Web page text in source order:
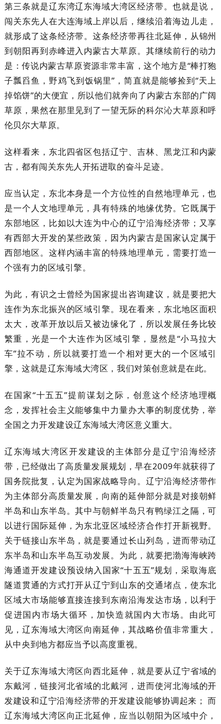
第三条就是辽东湾辽东海域大湾区经济带。也就是说，
闯关东先人在大连海域上岸以后，继续沿着海边儿走，
就形成了这条经济带。这条经济带再往北延伸，从锦州
到朝阳再到赤峰进入内蒙古大草原。其继续前行的动力
是：传说内蒙古草原资源非常丰富，这个地方是“棒打狍
子瓢舀鱼，野鸡飞到饭锅里”，简直就是能够捡到“天上
掉馅饼”的大便宜，所以他们就奔向了内蒙古东部的广阔
草原，果然在那里见到了一望无际的科尔沁大草原和呼
伦贝尔大草原。
这样看来，东北四省区包括辽宁、吉林、黑龙江和内蒙
古，都有闯关东先人开拓进取的奋斗足迹。
应当认定，东北本身是一个方位性的自然地理单元，也
是一个人文地理单元，具有特殊的地缘优势。它既属于
东部地区，比如以大连为中心的辽宁沿海经济带；又享
有西部大开发的某些政策，因为内蒙古是国家认定属于
西部地区。这样内涵丰富的特殊地理单元，需要打造一
个强有力的区域引擎。
为此，有识之士曾经为国家提出咨询建议，就是要把大
连作为东北振兴的区域引擎。现在看来，东北地区面积
太大，改革开放以后又被边缘化了，所以发展任务比较
繁重，光是一个大连作为区域引擎，显然是“小马拉大
车”拉不动，所以就要打造一个相对更大的一个区域引
擎，这就是辽东海域大湾区，我们对策创意就是在此。
在国家“十五五”提前谋划之际，创意这个经济地理概
念，发挥社会主义能够集中力量办大事的制度优势，举
全国之力开发建设辽东海域大湾区意义重大。
辽东海域大湾区开发建设的主体部分是辽宁沿海经济
带，已经做出了高质量发展规划，早在2009年就获得了
国务院批复，认定为国家战略导向。辽宁沿海经济带作
为主体部分高质量发展，向南的延伸部分就是对接朝鲜
半岛和山东半岛。其中与朝鲜半岛只有鸭绿江之隔，可
以进行国际延伸，为东北亚区域经济合作打开新视野。
关于链接山东半岛，就是要通过长山列岛，进而带动辽
东半岛和山东半岛互动发展。为此，就要把渤海海峡跨
海通道开发建设预设纳入国家“十五五”规划，采取海底
隧道贯通的方式打开从辽宁到山东的交通堵点，使东北
区域大市场能够直接连接到东南沿海发达市场，以利于
促进国内市场大循环，加快造就国内大市场。由此可
见，辽东海域大湾区向南延伸，其战略价值非常重大，
从中央到地方都应当予以高度重视。
关于辽东海域大湾区向西北延伸，就是要从辽宁省域的
东戴河，链接河北省域的北戴河，进而使河北海域的开
发建设和辽宁沿海经济带的开发建设能够协调起来； 而
辽东海域大湾区向正北延伸，应当以朝阳为区域中介，